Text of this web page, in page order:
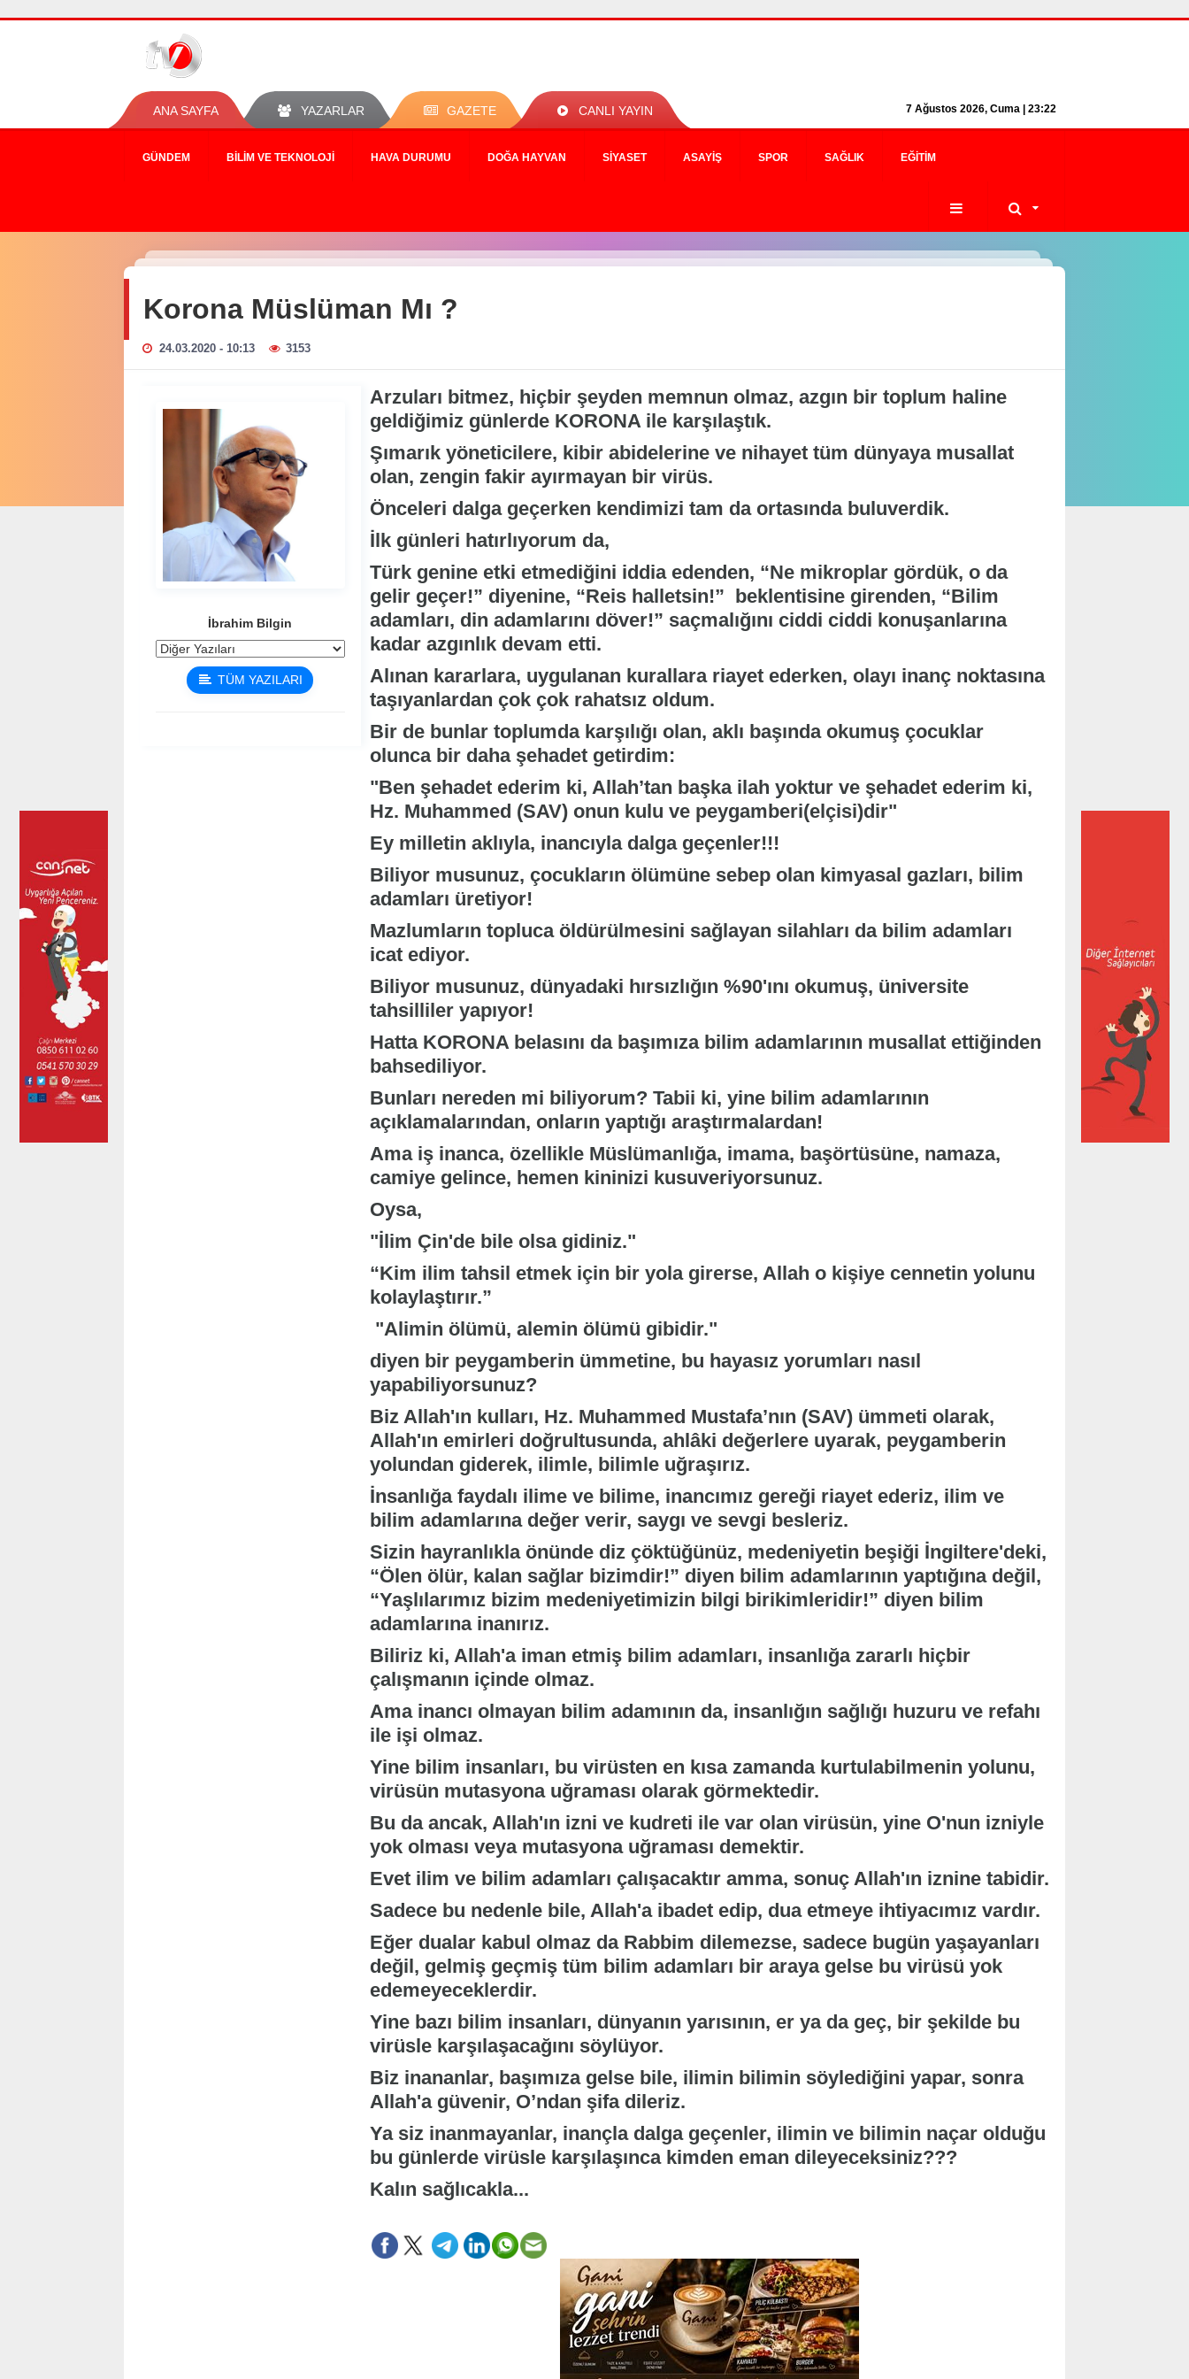
ANA SAYFA YAZARLAR GAZETE CANLI YAYIN 7 Ağustos 2026, Cuma | 23:22
GÜNDEM BILIM VE TEKNOLOJI HAVA DURUMU DOĞA HAYVAN SIYASET ASAYIŞ SPOR SAĞLIK EĞITIM
Korona Müslüman Mı ?
24.03.2020 - 10:13 3153
İbrahim Bilgin
TÜM YAZILARI
Arzuları bitmez, hiçbir şeyden memnun olmaz, azgın bir toplum haline
geldiğimiz günlerde KORONA ile karşılaştık.
Şımarık yöneticilere, kibir abidelerine ve nihayet tüm dünyaya musallat
olan, zengin fakir ayırmayan bir virüs.
Önceleri dalga geçerken kendimizi tam da ortasında buluverdik.
İlk günleri hatırlıyorum da,
Türk genine etki etmediğini iddia edenden, “Ne mikroplar gördük, o da
gelir geçer!” diyenine, “Reis halletsin!” beklentisine girenden, “Bilim
adamları, din adamlarını döver!” saçmalığını ciddi ciddi konuşanlarına
kadar azgınlık devam etti.
Alınan kararlara, uygulanan kurallara riayet ederken, olayı inanç noktasına
taşıyanlardan çok çok rahatsız oldum.
Bir de bunlar toplumda karşılığı olan, aklı başında okumuş çocuklar
olunca bir daha şehadet getirdim:
"Ben şehadet ederim ki, Allah’tan başka ilah yoktur ve şehadet ederim ki,
Hz. Muhammed (SAV) onun kulu ve peygamberi(elçisi)dir"
Ey milletin aklıyla, inancıyla dalga geçenler!!!
Biliyor musunuz, çocukların ölümüne sebep olan kimyasal gazları, bilim
adamları üretiyor!
Mazlumların topluca öldürülmesini sağlayan silahları da bilim adamları
icat ediyor.
Biliyor musunuz, dünyadaki hırsızlığın %90'ını okumuş, üniversite
tahsilliler yapıyor!
Hatta KORONA belasını da başımıza bilim adamlarının musallat ettiğinden
bahsediliyor.
Bunları nereden mi biliyorum? Tabii ki, yine bilim adamlarının
açıklamalarından, onların yaptığı araştırmalardan!
Ama iş inanca, özellikle Müslümanlığa, imama, başörtüsüne, namaza,
camiye gelince, hemen kininizi kusuveriyorsunuz.
Oysa,
"İlim Çin'de bile olsa gidiniz."
“Kim ilim tahsil etmek için bir yola girerse, Allah o kişiye cennetin yolunu
kolaylaştırır.”
"Alimin ölümü, alemin ölümü gibidir."
diyen bir peygamberin ümmetine, bu hayasız yorumları nasıl
yapabiliyorsunuz?
Biz Allah'ın kulları, Hz. Muhammed Mustafa’nın (SAV) ümmeti olarak,
Allah'ın emirleri doğrultusunda, ahlâki değerlere uyarak, peygamberin
yolundan giderek, ilimle, bilimle uğraşırız.
İnsanlığa faydalı ilime ve bilime, inancımız gereği riayet ederiz, ilim ve
bilim adamlarına değer verir, saygı ve sevgi besleriz.
Sizin hayranlıkla önünde diz çöktüğünüz, medeniyetin beşiği İngiltere'deki,
“Ölen ölür, kalan sağlar bizimdir!” diyen bilim adamlarının yaptığına değil,
“Yaşlılarımız bizim medeniyetimizin bilgi birikimleridir!” diyen bilim
adamlarına inanırız.
Biliriz ki, Allah'a iman etmiş bilim adamları, insanlığa zararlı hiçbir
çalışmanın içinde olmaz.
Ama inancı olmayan bilim adamının da, insanlığın sağlığı huzuru ve refahı
ile işi olmaz.
Yine bilim insanları, bu virüsten en kısa zamanda kurtulabilmenin yolunu,
virüsün mutasyona uğraması olarak görmektedir.
Bu da ancak, Allah'ın izni ve kudreti ile var olan virüsün, yine O'nun izniyle
yok olması veya mutasyona uğraması demektir.
Evet ilim ve bilim adamları çalışacaktır amma, sonuç Allah'ın iznine tabidir.
Sadece bu nedenle bile, Allah'a ibadet edip, dua etmeye ihtiyacımız vardır.
Eğer dualar kabul olmaz da Rabbim dilemezse, sadece bugün yaşayanları
değil, gelmiş geçmiş tüm bilim adamları bir araya gelse bu virüsü yok
edemeyeceklerdir.
Yine bazı bilim insanları, dünyanın yarısının, er ya da geç, bir şekilde bu
virüsle karşılaşacağını söylüyor.
Biz inananlar, başımıza gelse bile, ilimin bilimin söylediğini yapar, sonra
Allah'a güvenir, O’ndan şifa dileriz.
Ya siz inanmayanlar, inançla dalga geçenler, ilimin ve bilimin naçar olduğu
bu günlerde virüsle karşılaşınca kimden eman dileyeceksiniz???
Kalın sağlıcakla...